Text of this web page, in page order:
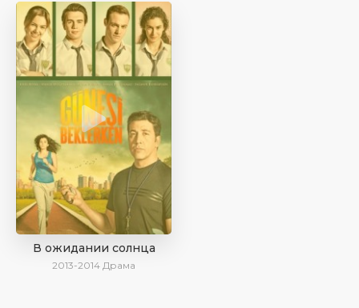
В ожидании солнца
2013-2014 Драма